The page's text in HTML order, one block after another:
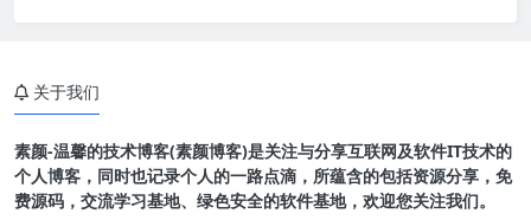
关于我们
素颜-温馨的技术博客(素颜博客)是关注与分享互联网及软件IT技术的
个人博客，同时也记录个人的一路点滴，所蕴含的包括资源分享，免
费源码，交流学习基地、绿色安全的软件基地，欢迎您关注我们。